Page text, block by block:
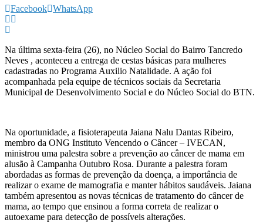
Facebook WhatsApp
Na última sexta-feira (26), no Núcleo Social do Bairro Tancredo
Neves , aconteceu a entrega de cestas básicas para mulheres
cadastradas no Programa Auxilio Natalidade. A ação foi
acompanhada pela equipe de técnicos sociais da Secretaria
Municipal de Desenvolvimento Social e do Núcleo Social do BTN.
Na oportunidade, a fisioterapeuta Jaiana Nalu Dantas Ribeiro,
membro da ONG Instituto Vencendo o Câncer – IVECAN,
ministrou uma palestra sobre a prevenção ao câncer de mama em
alusão à Campanha Outubro Rosa. Durante a palestra foram
abordadas as formas de prevenção da doença, a importância de
realizar o exame de mamografia e manter hábitos saudáveis. Jaiana
também apresentou as novas técnicas de tratamento do câncer de
mama, ao tempo que ensinou a forma correta de realizar o
autoexame para detecção de possíveis alterações.